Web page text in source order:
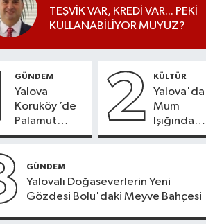
TEŞVİK VAR, KREDİ VAR... PEKİ
KULLANABİLİYOR MUYUZ?
GÜNDEM
Yalova
Koruköy ’de
Palamut
Sezonu
2 KÜLTÜR
Yalova'da
Mum
Işığında
Konser
GÜNDEM
Yalovalı Doğaseverlerin Yeni
Gözdesi Bolu'daki Meyve Bahçesi